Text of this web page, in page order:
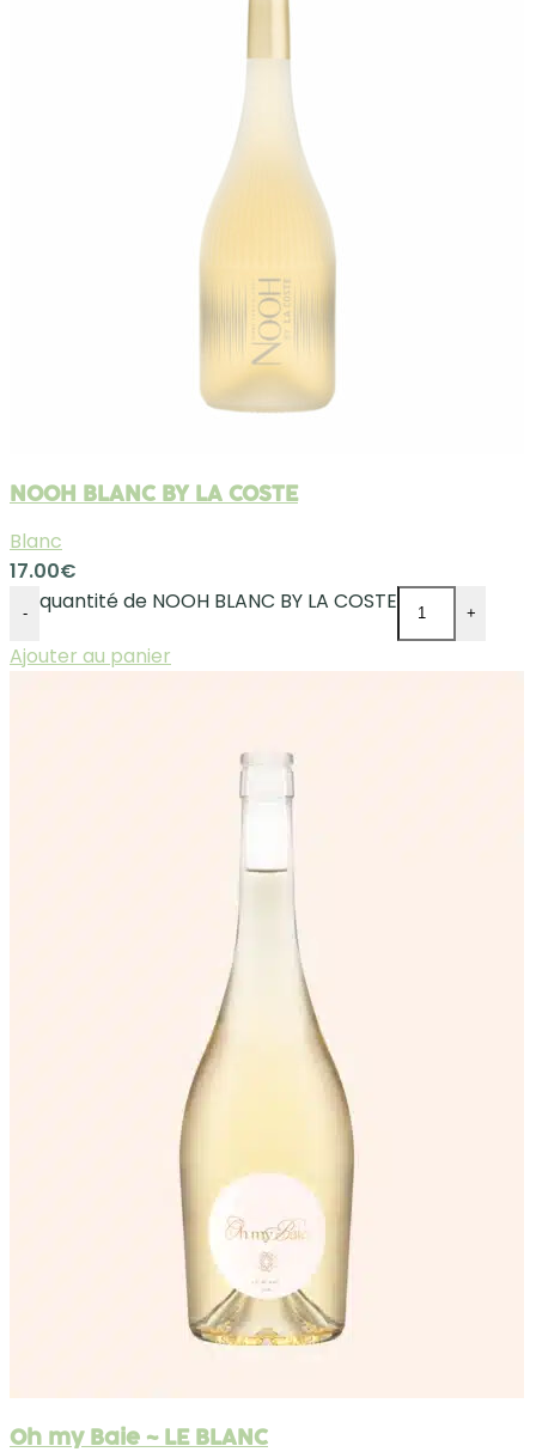
NOOH BLANC BY LA COSTE
Blanc
17.00€
- quantité de NOOH BLANC BY LA COSTE +
Ajouter au panier
Oh my Baie ~ LE BLANC